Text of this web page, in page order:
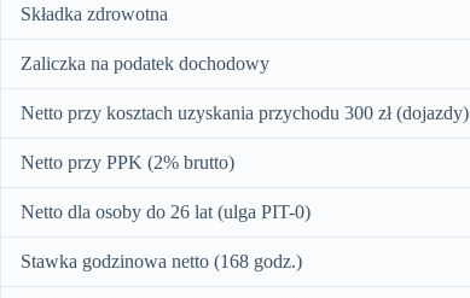
Składka zdrowotna
Zaliczka na podatek dochodowy
Netto przy kosztach uzyskania przychodu 300 zł (dojazdy)
Netto przy PPK (2% brutto)
Netto dla osoby do 26 lat (ulga PIT-0)
Stawka godzinowa netto (168 godz.)